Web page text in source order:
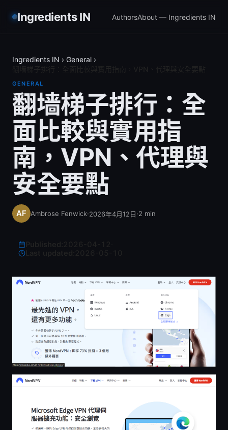
Ingredients IN AuthorsAbout — Ingredients IN
Ingredients IN › General ›
GENERAL
翻墙梯子排行：全
面比較與實用指
南，VPN、代理與
安全要點
Ambrose Fenwick·2026年4月12日·2 min
Last updated: